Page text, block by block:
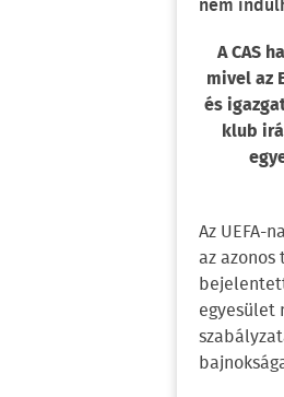
nem
A CAS
mivel az
és
klub
Az
az
egyesület